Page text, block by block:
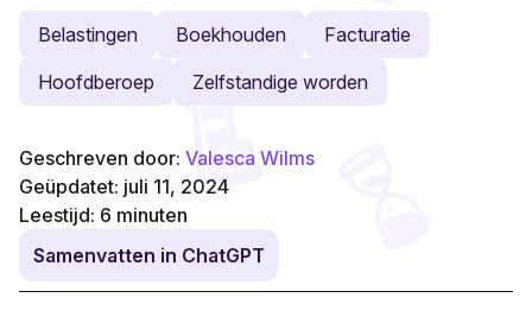
Belastingen Boekhouden
Facturatie
Hoofdberoep
Zelfstandige worden
Geschreven door: Valesca Wilms
Geüpdatet: juli 11, 2024
Leestijd: 6 minuten
Samenvatten in ChatGPT